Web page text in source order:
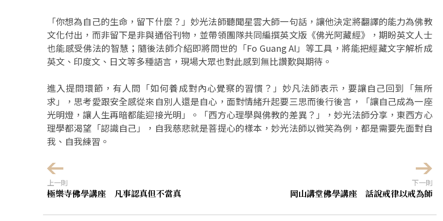
「你想為自己的生命，留下什麼？」妙光法師聽聞星雲大師一句話，讓他決定將翻譯的能力為佛教
文化付出，而非留下是非與通俗刊物，並帶領團隊共同編撰英文版《佛光阿藏經》，期盼英文人士
也能感受佛法的智慧；隨後法師介紹即將問世的「Fo Guang AI」等工具，將能把經藏文字解析成
英文、印度文、日文等多種語言，現場大眾也對此感到無比讚歎與期待。
進入提問環節，有人問「如何養成對內心覺察的習慣？」妙凡法師表示，要讓自己回到「無所
求」，思考愛跟安全感從來自別人還是自心，面對情緒升起要三思而後行後言，「讓自己成為一座
光明燈，讓人生再暗都能迎接光明」。「西方心理學與佛教的差異？」，妙光法師分享，東西方心
理學都渴望「認識自己」，自我慈悲就是菩提心的樣本，妙光法師以微笑為例，都是需要先面對自
我、自我練習。
上一則
極樂寺佛學講座 凡事認真但不當真
下一則
岡山講堂佛學講座 話說戒律以戒為師